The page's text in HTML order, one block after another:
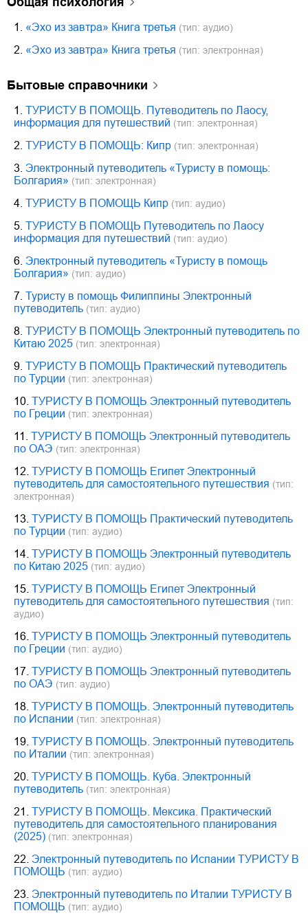
1. «Эхо из завтра» Книга третья (тип: аудио)
2. «Эхо из завтра» Книга третья (тип: электронная)
бытовые справочники
1. ТУРИСТУ В ПОМОЩЬ. Путеводитель по Лаосу,
информация для путешествий (тип: электронная)
2. ТУРИСТУ В ПОМОЩЬ: Кипр (тип: электронная)
3. Электронный путеводитель «Туристу в помощь:
Болгария» (тип: электронная)
4. ТУРИСТУ В ПОМОЩЬ Кипр (тип: аудио)
5. ТУРИСТУ В ПОМОЩЬ Путеводитель по Лаосу
информация для путешествий (тип: аудио)
6. Электронный путеводитель «Туристу в помощь
Болгария» (тип: аудио)
7. Туристу в помощь Филиппины Электронный
путеводитель (тип: аудио)
8. ТУРИСТУ В ПОМОЩЬ Электронный путеводитель по
Китаю 2025 (тип: электронная)
9. ТУРИСТУ В ПОМОЩЬ Практический путеводитель
по Турции (тип: электронная)
10. ТУРИСТУ В ПОМОЩЬ Электронный путеводитель
по Греции (тип: электронная)
11. ТУРИСТУ В ПОМОЩЬ Электронный путеводитель
по ОАЭ (тип: электронная)
12. ТУРИСТУ В ПОМОЩЬ Египет Электронный
путеводитель для самостоятельного путешествия (тип:
электронная)
13. ТУРИСТУ В ПОМОЩЬ Практический путеводитель
по Турции (тип: аудио)
14. ТУРИСТУ В ПОМОЩЬ Электронный путеводитель
по Китаю 2025 (тип: аудио)
15. ТУРИСТУ В ПОМОЩЬ Египет Электронный
путеводитель для самостоятельного путешествия (тип:
аудио)
16. ТУРИСТУ В ПОМОЩЬ Электронный путеводитель
по Греции (тип: аудио)
17. ТУРИСТУ В ПОМОЩЬ Электронный путеводитель
по ОАЭ (тип: аудио)
18. ТУРИСТУ В ПОМОЩЬ. Электронный путеводитель
по Испании (тип: электронная)
19. ТУРИСТУ В ПОМОЩЬ. Электронный путеводитель
по Италии (тип: электронная)
20. ТУРИСТУ В ПОМОЩЬ. Куба. Электронный
путеводитель (тип: электронная)
21. ТУРИСТУ В ПОМОЩЬ. Мексика. Практический
путеводитель для самостоятельного планирования
(2025) (тип: электронная)
22. Электронный путеводитель по Испании ТУРИСТУ В
ПОМОЩЬ (тип: аудио)
23. Электронный путеводитель по Италии ТУРИСТУ В
ПОМОЩЬ (тип: аудио)